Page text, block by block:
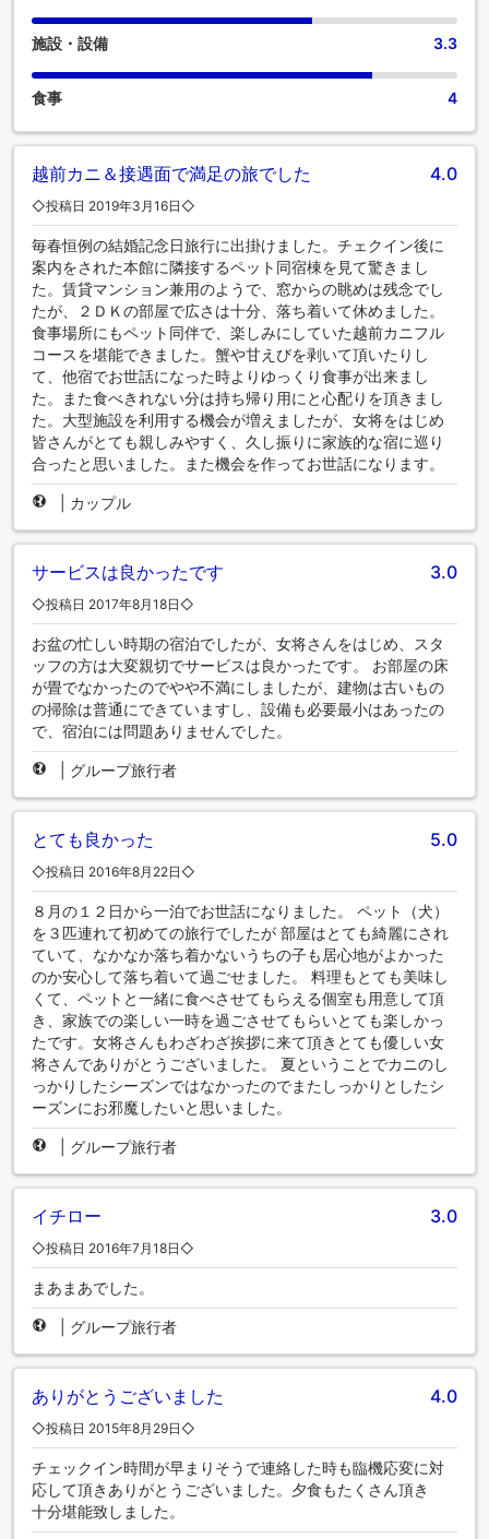
施設・設備 3.3
食事 4
越前カニ＆接遇面で満足の旅でした 4.0
◇投稿日 2019年3月16日◇
毎春恒例の結婚記念日旅行に出掛けました。チェクイン後に
案内をされた本館に隣接するペット同宿棟を見て驚きまし
た。賃貸マンション兼用のようで、窓からの眺めは残念でし
たが、２ＤＫの部屋で広さは十分、落ち着いて休めました。
食事場所にもペット同伴で、楽しみにしていた越前カニフル
コースを堪能できました。蟹や甘えびを剥いて頂いたりし
て、他宿でお世話になった時よりゆっくり食事が出来まし
た。また食べきれない分は持ち帰り用にと心配りを頂きまし
た。大型施設を利用する機会が増えましたが、女将をはじめ
皆さんがとても親しみやすく、久し振りに家族的な宿に巡り
合ったと思いました。また機会を作ってお世話になります。
カップル
サービスは良かったです 3.0
◇投稿日 2017年8月18日◇
お盆の忙しい時期の宿泊でしたが、女将さんをはじめ、スタ
ッフの方は大変親切でサービスは良かったです。 お部屋の床
が畳でなかったのでやや不満にしましたが、建物は古いもの
の掃除は普通にできていますし、設備も必要最小はあったの
で、宿泊には問題ありませんでした。
グループ旅行者
とても良かった 5.0
◇投稿日 2016年8月22日◇
８月の１２日から一泊でお世話になりました。 ペット（犬）
を３匹連れて初めての旅行でしたが 部屋はとても綺麗にされ
ていて、なかなか落ち着かないうちの子も居心地がよかった
のか安心して落ち着いて過ごせました。 料理もとても美味し
くて、ペットと一緒に食べさせてもらえる個室も用意して頂
き、家族での楽しい一時を過ごさせてもらいとても楽しかっ
たです。女将さんもわざわざ挨拶に来て頂きとても優しい女
将さんでありがとうございました。 夏ということでカニのし
っかりしたシーズンではなかったのでまたしっかりとしたシ
ーズンにお邪魔したいと思いました。
グループ旅行者
イチロー 3.0
◇投稿日 2016年7月18日◇
まあまあでした。
グループ旅行者
ありがとうございました 4.0
◇投稿日 2015年8月29日◇
チェックイン時間が早まりそうで連絡した時も臨機応変に対
応して頂きありがとうございました。夕食もたくさん頂き
十分堪能致しました。